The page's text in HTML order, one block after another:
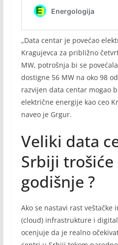
„Data centar je povećao
Kragujevca za približno
MW, potrošnja bi se
dostigne 56 MW na oko 98
razvijen data centar mogao
električne energije kao ceo
naveo je Grgur.
Veliki data
Srbiji trošiće
godišnje ?
Ako se nastavi rast veštačke
(cloud) infrastrukture i
ocenjuje da je realno